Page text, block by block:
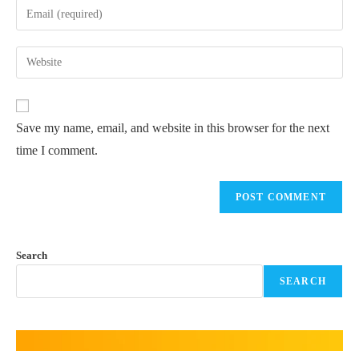
comment
Enter
your
email
address
Enter
your
URL
(optional)
Save my name, email, and website in this browser for the next
time I comment.
Search
SEARCH